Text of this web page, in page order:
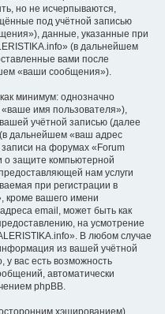
но не исчерпываются,
под учётной записью
данные, указанные при
(в дальнейшем
вами после
«ваши сообщения»).
минимум: однозначно
имя пользователя»),
учётной записью (далее
дальнейшем «ваш адрес
на форумах «Forum
о защите компьютерной
нам услуги
при регистрации в
кроме вашего имени
email, может быть как
на усмотрение
В любом случае
из вашей учётной
у вас есть возможность
автоматически
phpBB.
хэшированием).